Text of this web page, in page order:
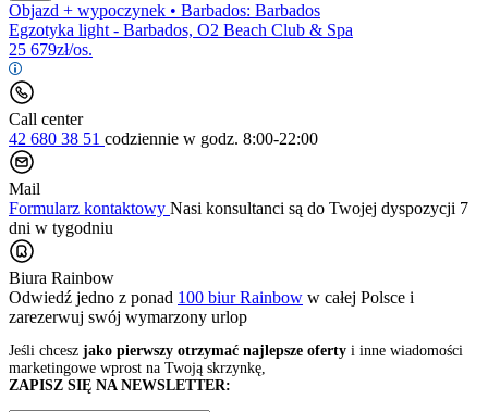
Objazd + wypoczynek • Barbados: Barbados
Egzotyka light - Barbados, O2 Beach Club & Spa
25 679zł/os.
Call center
42 680 38 51 codziennie w godz. 8:00-22:00
Mail
Formularz kontaktowy Nasi konsultanci są do Twojej dyspozycji 7
dni w tygodniu
Biura Rainbow
Odwiedź jedno z ponad 100 biur Rainbow w całej Polsce i
zarezerwuj swój wymarzony urlop
Jeśli chcesz jako pierwszy otrzymać najlepsze oferty i inne wiadomości
marketingowe wprost na Twoją skrzynkę,
ZAPISZ SIĘ NA NEWSLETTER: